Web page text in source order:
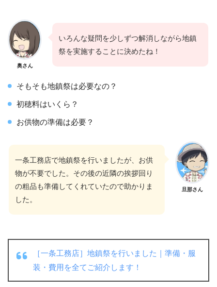
奥さん
いろんな疑問を少しずつ解消しながら地鎮
祭を実施することに決めたね！
そもそも地鎮祭は必要なの？
初穂料はいくら？
お供物の準備は必要？
旦那さん
一条工務店で地鎮祭を行いましたが、お供
物が不要でした。その後の近隣の挨拶回り
の粗品も準備してくれていたので助かりま
した。
［一条工務店］地鎮祭を行いました｜準備・服
装・費用を全てご紹介します！